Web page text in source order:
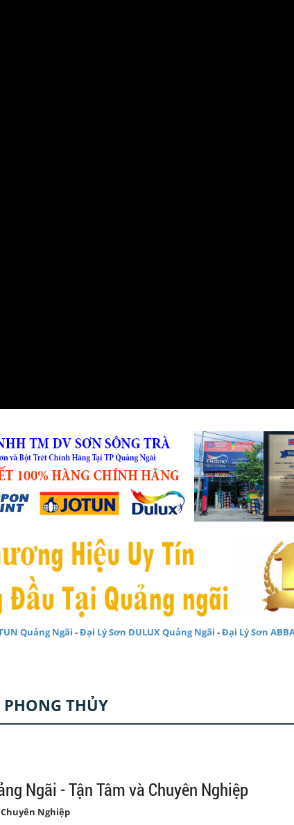
Quảng Ngãi -Đại Lý Sơn DULUX Quảng Ngãi -Đại Lý Sơn
THỦY
Ngãi - Tận Tâm và Chuyên Nghiệp
Nghiệp